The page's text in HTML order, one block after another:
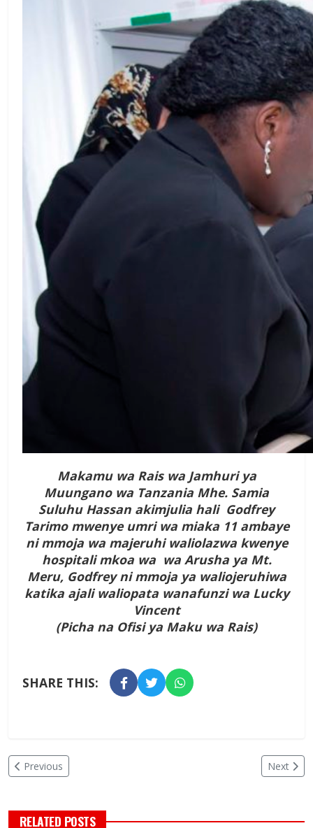
Makamu wa Rais wa Jamhuri ya
Muungano wa Tanzania Mhe. Samia
Suluhu Hassan akimjulia hali Godfrey
Tarimo mwenye umri wa miaka 11 ambaye
ni mmoja wa majeruhi waliolazwa kwenye
hospitali mkoa wa wa Arusha ya Mt.
Meru, Godfrey ni mmoja ya waliojeruhiwa
katika ajali waliopata wanafunzi wa Lucky
Vincent
(Picha na Ofisi ya Maku wa Rais)
SHARE THIS:
Previous Next
RELATED POSTS